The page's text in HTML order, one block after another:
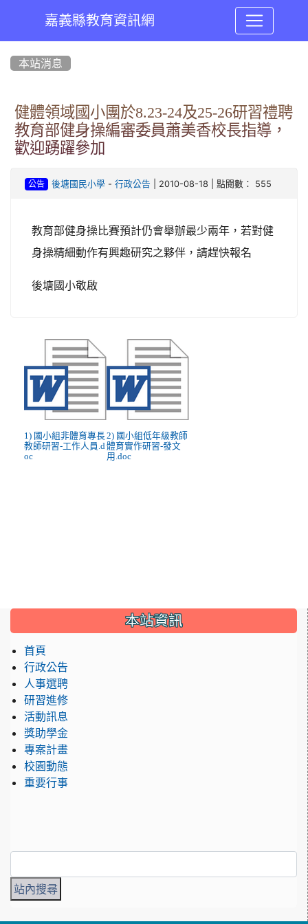
嘉義縣教育資訊網
本站消息
健體領域國小團於8.23-24及25-26研習禮聘
教育部健身操編審委員蕭美香校長指導，
歡迎踴躍參加
公告 後塘國民小學- 行政公告 | 2010-08-18 | 點閱數： 555
教育部健身操比賽預計仍會舉辦最少兩年，若對健
身操精細動作有興趣研究之夥伴，請趕快報名
後塘國小敬啟
1) 國小組非體育專長
教師研習-工作人員.d
oc
2) 國小組低年級教師
體育實作研習-發文
用.doc
::: 本站資訊
首頁
行政公告
人事選聘
研習進修
活動訊息
獎助學金
專案計畫
校園動態
重要行事